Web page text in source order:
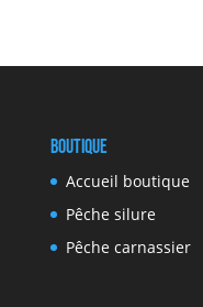
Boutique
Accueil boutique
Pêche silure
Pêche carnassier